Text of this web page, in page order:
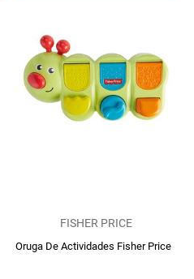
FISHER PRICE
Oruga De Actividades Fisher Price